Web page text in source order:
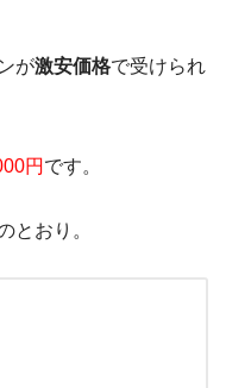
が激安価格で受けられ
円 です。
とおり。